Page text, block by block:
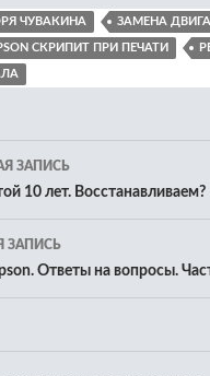
ЧУВАКИНА ЗАМЕНА
СКРИПИТ ПРИ ПЕЧАТИ
ЗАПИСЬ
10 лет. Восстанавливаем?
ЗАПИСЬ
Ответы на вопросы.